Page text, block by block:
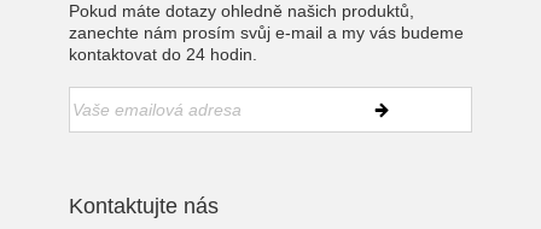
Pokud máte dotazy ohledně našich produktů,
zanechte nám prosím svůj e-mail a my vás budeme
kontaktovat do 24 hodin.
Kontaktujte nás